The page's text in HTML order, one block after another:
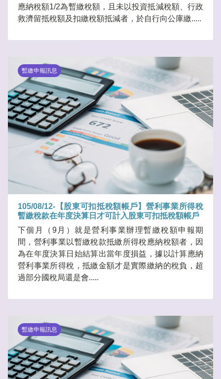
應納稅額1/2為暫繳稅額，且未以投資抵減稅額、行政
救濟留抵稅額及扣繳稅額抵減者，於自行向公庫繳.....
暫繳申報訊息
105/08/12-【股東可扣抵稅額帳戶】營利事業所得稅
暫繳稅款在年度決算日才可計入股東可扣抵稅額帳戶
下個月（9月）就是營利事業辦理暫繳稅額申報期
間，營利事業以暫繳稅款抵繳所得稅應納稅額者，因
為在年度決算日始結算出當年度損益，據以計算應納
營利事業所得稅，抵繳金額才是實際繳納的稅負，超
過部分國稅局還是會.....
暫繳申報訊息